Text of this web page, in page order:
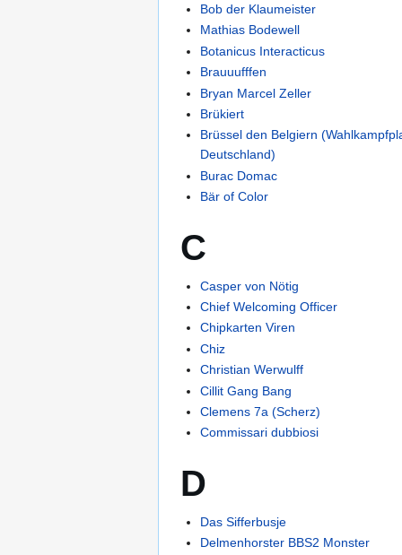
Bob der Klaumeister
Mathias Bodewell
Botanicus Interacticus
Brauuufffen
Bryan Marcel Zeller
Brükiert
Brüssel den Belgiern
Deutschland)
Burac Domac
Bär of Color
C
Casper von Nötig
Chief Welcoming Officer
Chipkarten Viren
Chiz
Christian Werwulff
Cillit Gang Bang
Clemens 7a (Scherz)
Commissari dubbiosi
D
Das Sifferbusje
Delmenhorster BBS2 Monster